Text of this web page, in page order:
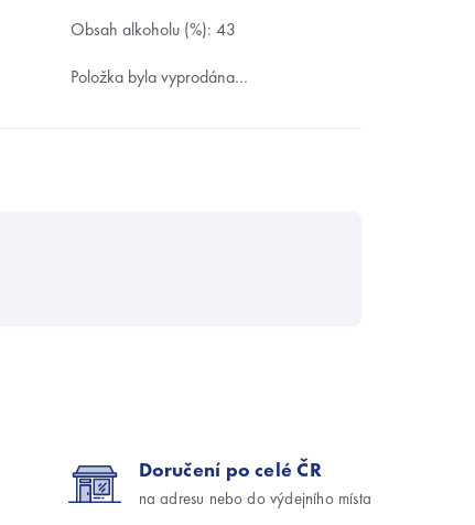
Obsah alkoholu (%): 43
Položka byla vyprodána…
Doručení po celé ČR
na adresu nebo do výdejního místa